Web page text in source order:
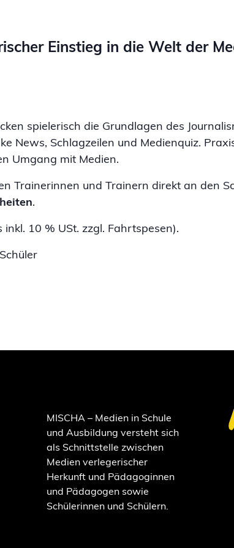
Einstieg in die Welt der
spielerisch die Grundlagen des
News, Schlagzeilen und Medienquiz.
Umgang mit Medien.
Trainerinnen und Trainern direkt an den
.
10 % USt. zzgl. Fahrtspesen).
MISCHA – Medien in Schule
und Ausbildung versteht sich
als Schnittstelle zwischen
Medien verlegerischer
Herkunft und Pädagoginnen
und Pädagogen sowie
Schülerinnen und Schülern.